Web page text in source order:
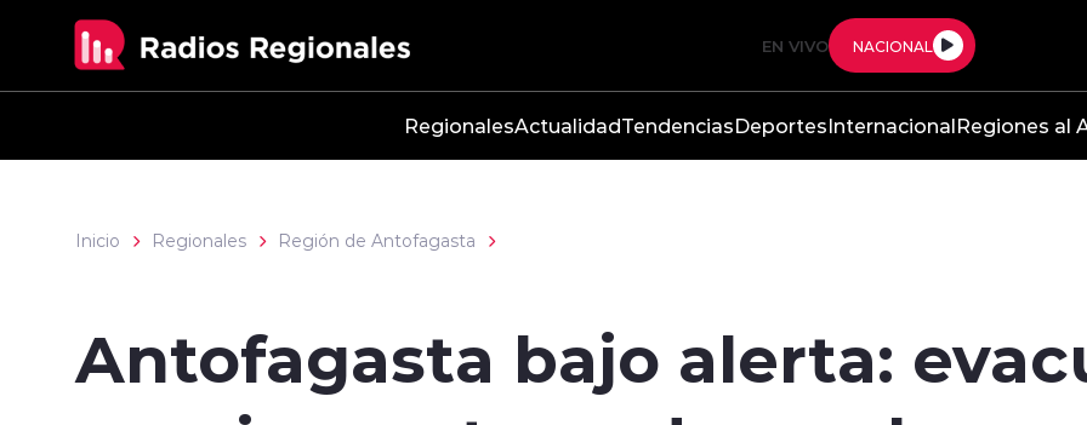
EN VIVO NACIONAL
RegionalesActualidadTendenciasDeportesInternacionalRegiones al
Inicio Regionales Región de Antofagasta
Antofagasta bajo alerta: